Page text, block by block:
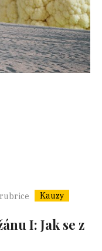
Kauzy
I: Jak se z